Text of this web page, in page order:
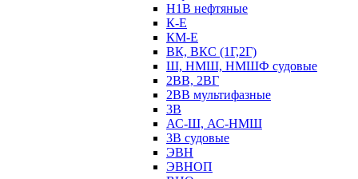
Н1В нефтяные
К-Е
КМ-Е
ВК, ВКС (1Г,2Г)
Ш, НМШ, НМШФ судовые
2ВВ, 2ВГ
2ВВ мультифазные
3В
АС-Ш, АС-НМШ
3В судовые
ЭВН
ЭВНОП